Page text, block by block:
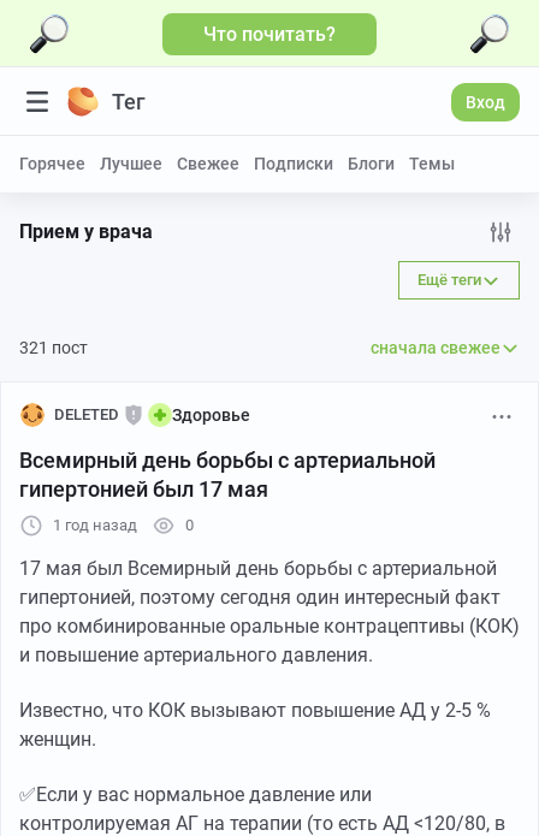
Что почитать?
Тег Вход
Горячее Лучшее Свежее Подписки Блоги Темы
Прием у врача
Ещё теги
321 пост сначала свежее
DELETED Здоровье
Всемирный день борьбы с артериальной
гипертонией был 17 мая
1 год назад 0
17 мая был Всемирный день борьбы с артериальной
гипертонией, поэтому сегодня один интересный факт
про комбинированные оральные контрацептивы (КОК)
и повышение артериального давления.
Известно, что КОК вызывают повышение АД у 2-5 %
женщин.
✅Если у вас нормальное давление или
контролируемая АГ на терапии (то есть АД <120/80, в